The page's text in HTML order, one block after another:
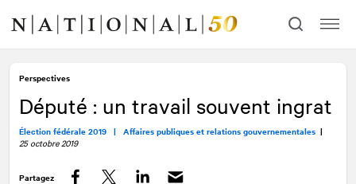
contenu
navigation
Perspectives
Député : un travail souvent ingrat
Élection fédérale 2019 | Affaires publiques et relations gouvernementales |
25 octobre 2019
Partagez